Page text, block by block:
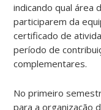
indicando qual área
participarem da
certificado de
período de
complementares.
No primeiro
para a organização